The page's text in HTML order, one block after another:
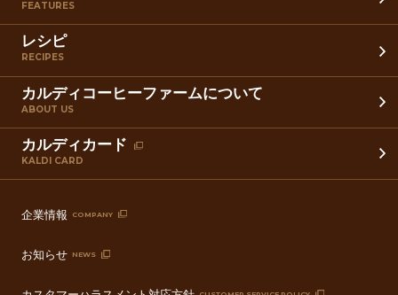
FEATURES
レシピ
RECIPES
カルディコーヒーファームについて
ABOUT US
カルディカード
KALDI CARD
企業情報 COMPANY
お知らせ NEWS